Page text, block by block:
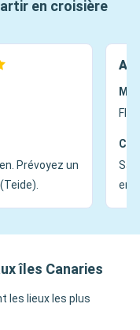
en croisière
Prévoyez un
en
îles Canaries
les lieux les plus